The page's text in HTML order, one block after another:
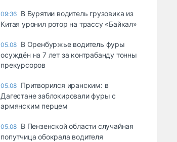
09:36 В Бурятии водитель грузовика из
Китая уронил ротор на трассу «Байкал»
05.08 В Оренбуржье водитель фуры
осуждён на 7 лет за контрабанду тонны
прекурсоров
05.08 Притворился иранским: в
Дагестане заблокировали фуры с
армянским перцем
05.08 В Пензенской области случайная
попутчица обокрала водителя